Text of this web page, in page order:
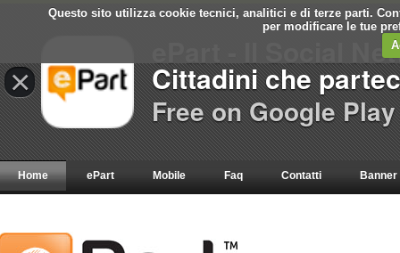
Questo sito utilizza cookie tecnici, analitici e di terze parti.
per modificare le tue
Home ePart Mobile Faq Contatti Banner
×
ePart - Il Social
Cittadini che
Free on Google Play